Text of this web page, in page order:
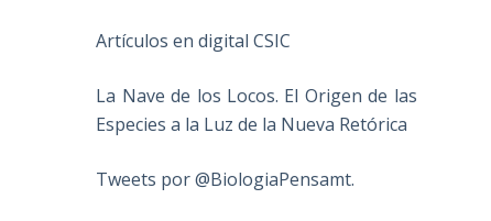
Artículos en digital CSIC
La Nave de los Locos. El Origen de las
Especies a la Luz de la Nueva Retórica
Tweets por @BiologiaPensamt.